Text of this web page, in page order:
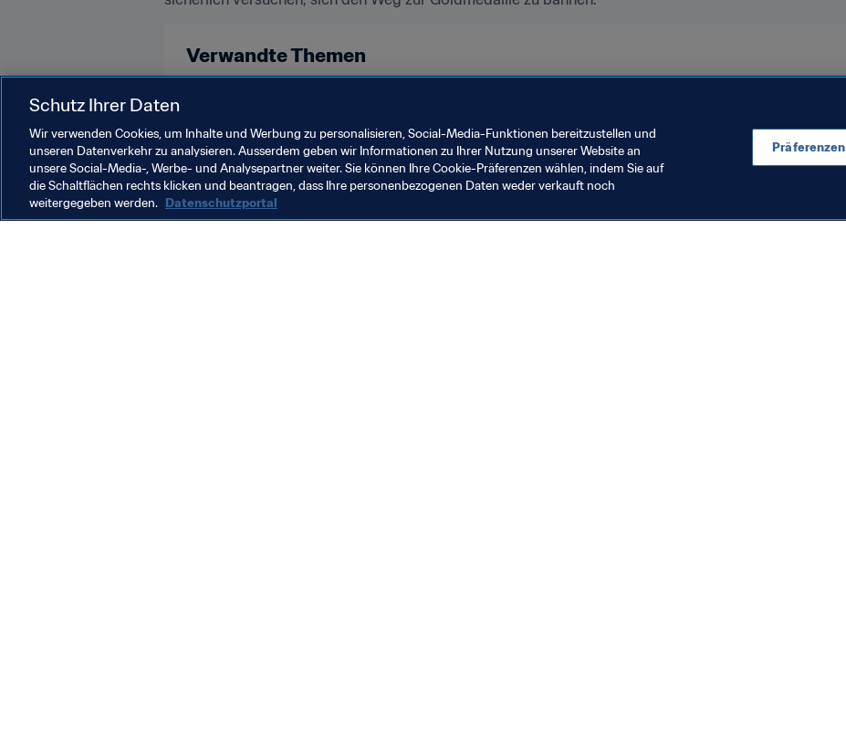
Verwandte Themen
Schutz Ihrer Daten
Wir verwenden Cookies, um Inhalte und Werbung zu personalisieren, Social-Media-Funktionen bereitzustellen und
unseren Datenverkehr zu analysieren. Ausserdem geben wir Informationen zu Ihrer Nutzung unserer Website an
unsere Social-Media-, Werbe- und Analysepartner weiter. Sie können Ihre Cookie-Präferenzen wählen, indem Sie auf
die Schaltflächen rechts klicken und beantragen, dass Ihre personenbezogenen Daten weder verkauft noch
weitergegeben werden. Datenschutzportal
Präferenzen